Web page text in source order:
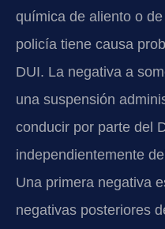
química de aliento o
policía tiene causa
DUI. La negativa a
una suspensión
conducir por parte del
independientemente
Una primera negativa
negativas posteriores